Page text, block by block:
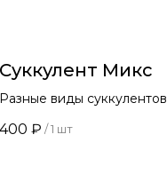
Суккулент Микс
Разные виды суккулентов
400 ₽ / 1 шт